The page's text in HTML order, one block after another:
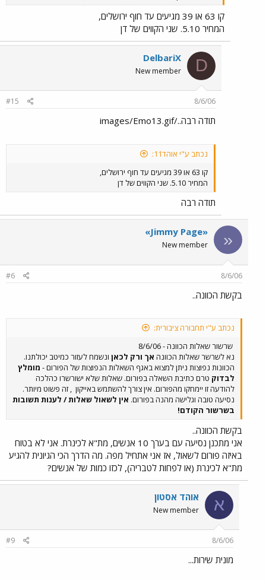
קו 63 או 39 מגיעים עד חוף ירושלים,
המחיר 5.10. שני הקווים של דן
D
DelbariX
New member
8/6/06
#15
תודה רבה../images/Emo13.gif
נכתב ע"י אוהד11:
קו 63 או 39 מגיעים עד חוף ירושלים,
המחיר 5.10. שני הקווים של דן
תודה רבה
«
«Jimmy Page»
New member
8/6/06
#6
בקשת הכוונה..
נכתב ע"י תחבורה ציבורית:
שרשור שאלות הכוונה - 8/6/06
נא לשרשר שאלות הכוונה אך ורק לכאן ונשמח לעזור כמיטב יכולתנו.
הכוונות נפוצות ניתן למצוא באגף השאלות הנפוצות של הפורום - מומלץ
לבדוק טרם כתיבת השאלה בפורום. שאלות שלא ישורשרו כהלכה
להודעה זו יימחקו מהפורום. אין צורך להשתמש באייקון , זה פשוט מיותר.
נסיעה טובה וגלישה מהנה בפורום. אין לשאול שאלות / לענות תשובות
בשרשור הקודם!
בקשת הכוונה..
אני מתכנן נסיעה עם בערך 10 אנשים, מת"א לכינרת. אני לא בטוח
באיזה פורום לשאול, אז אני אתחיל מפה. מה הדרך הכי הגיונית להגיע
מת"א לכינרת (או לפחות לטבריה), לכזו כמות של אנשים?
א אוהד אסטון
New member
8/6/06
#9
מונית שירות...